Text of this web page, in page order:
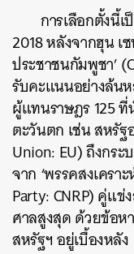
การเลือกตั้งนี้
2018 หลังจากฮุน เ
ประชาชนกัมพูชา’
รับคะแนนอย่างล้น
ผู้แทนราษฎร 125
ตะวันตก เช่น สหรัฐ
Union: EU) ถึงกระ
จาก ‘พรรคสงเครา
Party: CNRP)คู่แข่
ศาลสูงสุด ด้วยข้อห
สหรัฐฯ อยู่เบื้องหลัง